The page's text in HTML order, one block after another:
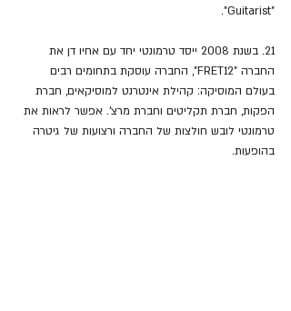
"Guitarist".
21. בשנת 2008 ייסד טרמונטי יחד עם אחיו דן את
החברה "FRET12", החברה עוסקת בתחומים רבים
בעולם המוסיקה: קהילת אינטרנט למוסיקאים, חברת
הפקות, חברת תקליטים וחברת מרצ'. אפשר לראות את
טרמונטי לובש חולצות של החברה ורצועות של גיטרה
בהופעות.